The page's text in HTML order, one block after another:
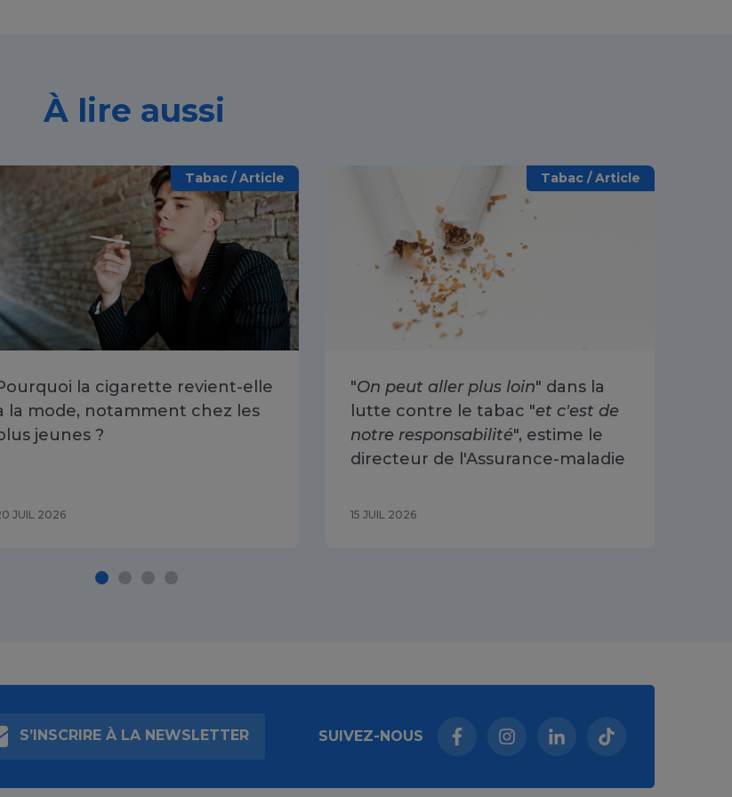
À lire aussi
Tabac / Article
la cigarette revient-elle
la mode, notamment chez les
jeunes ?
JUIL 2026
Tabac / Article
"On peut aller plus loin" dans la
lutte contre le tabac "et c'est de
notre responsabilité", estime le
directeur de l'Assurance-maladie
15 JUIL 2026
S’INSCRIRE À LA NEWSLETTER SUIVEZ-NOUS
Facebook (nouvelle fenêtre)
Instagram (nouvelle fenêtre)
Linkedin (nouvelle
Tiktok (nouvelle